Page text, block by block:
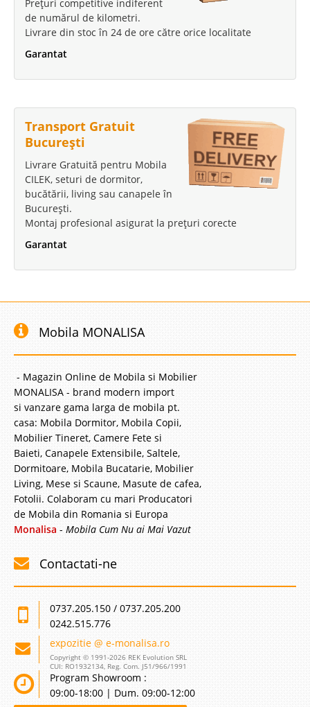
Prețuri competitive indiferent
de numărul de kilometri.
Livrare din stoc în 24 de ore către orice localitate
Garantat
Transport Gratuit
București
Livrare Gratuită pentru Mobila
CILEK, seturi de dormitor,
bucătării, living sau canapele în
București.
Montaj profesional asigurat la prețuri corecte
Garantat
Mobila MONALISA
- Magazin Online de Mobila si Mobilier
MONALISA - brand modern import
si vanzare gama larga de mobila pt.
casa: Mobila Dormitor, Mobila Copii,
Mobilier Tineret, Camere Fete si
Baieti, Canapele Extensibile, Saltele,
Dormitoare, Mobila Bucatarie, Mobilier
Living, Mese si Scaune, Masute de cafea,
Fotolii. Colaboram cu mari Producatori
de Mobila din Romania si Europa
Monalisa - Mobila Cum Nu ai Mai Vazut
Contactati-ne
0737.205.150 / 0737.205.200
0242.515.776
expozitie @ e-monalisa.ro
Copyright © 1991-2026 REK Evolution SRL
CUI: RO1932134, Reg. Com. J51/966/1991
Program Showroom :
09:00-18:00 | Dum. 09:00-12:00